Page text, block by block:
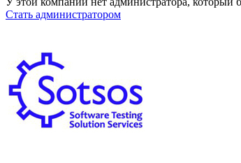
Стать администратором